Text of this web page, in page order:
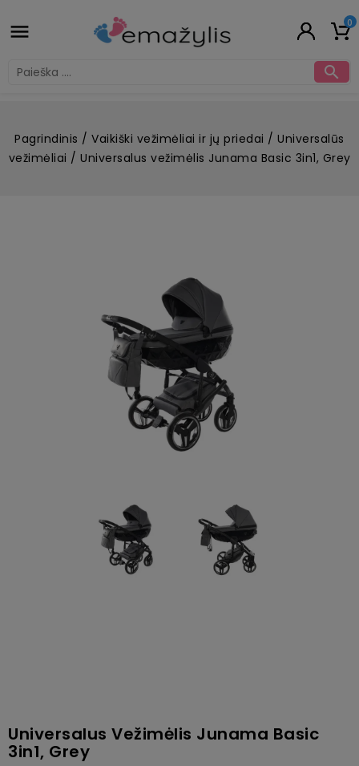
 0

Pagrindinis Vaikiški vežimėliai ir jų priedai
Universalūs
vežimėliai
Universalus vežimėlis Junama Basic 3in1, Grey
Universalus Vežimėlis Junama Basic
3in1, Grey